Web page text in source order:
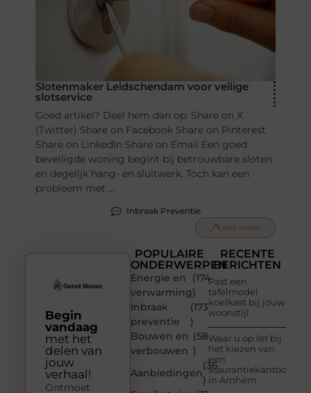
Slotenmaker Leidschendam voor veilige
slotservice
Goed artikel? Deel hem dan op: Share on X
(Twitter) Share on Facebook Share on Pinterest
Share on LinkedIn Share on Email Een goed
beveiligde woning begint bij betrouwbare sloten
en degelijk hang- en sluitwerk. Toch kan een
probleem met ...
Inbraak Preventie
Lees meer
POPULAIRE
ONDERWERPEN
Energie en
verwarming
(174
)
Inbraak
preventie
(173
)
Bouwen en
verbouwen
(58
)
Aanbiedingen
(36
)
RECENTE
BERICHTEN
Past een
tafelmodel
koelkast bij jouw
woonstijl
Waar u op let bij
het kiezen van
een
assurantiekantoor
in Arnhem
Begin
vandaag
met het
delen van
jouw
verhaal!
Ontmoet